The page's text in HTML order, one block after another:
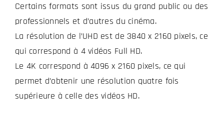
Certains formats sont issus du grand public ou des
professionnels et d’autres du cinéma.
La résolution de l’UHD est de 3840 x 2160 pixels, ce
qui correspond à 4 vidéos Full HD.
Le 4K correspond à 4096 x 2160 pixels, ce qui
permet d’obtenir une résolution quatre fois
supérieure à celle des vidéos HD.